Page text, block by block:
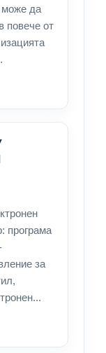
може да
повече от
програма
за